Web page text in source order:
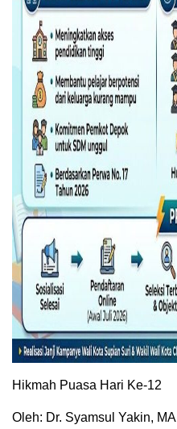
Hikmah Puasa Hari Ke-12
Oleh: Dr. Syamsul Yakin, MA